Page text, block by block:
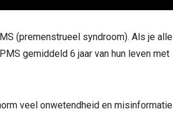
(premenstrueel syndroom). Als je alle
gemiddeld 6 jaar van hun leven met
veel onwetendheid en misinformatie